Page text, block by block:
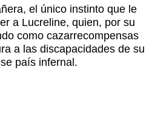
el único instinto que le
a Lucreline, quien, por su
como cazarrecompensas
a las discapacidades de su
país infernal.